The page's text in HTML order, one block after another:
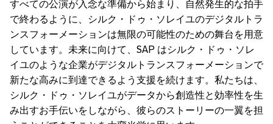
すべての公演が入念な準備から始まり、自然発生的な拍手
で終わるように、シルク・ドゥ・ソレイユのデジタルトラ
ンスフォーメーションは無限の可能性のための舞台を用意
しています。未来に向けて、 SAP はシルク・ドゥ・ソレ
イユのような企業がデジタルトランスフォーメーションで
新たな高みに到達できるよう支援を続けます。私たちは、
シルク・ドゥ・ソレイユがデータから創造性と効率性を生
み出すお手伝いをしながら、彼らのストーリーの一翼を担